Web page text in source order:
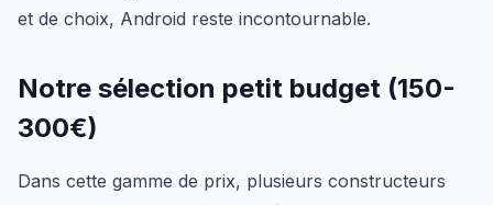
et de choix, Android reste incontournable.
Notre sélection petit budget (150-
300€)
Dans cette gamme de prix, plusieurs constructeurs